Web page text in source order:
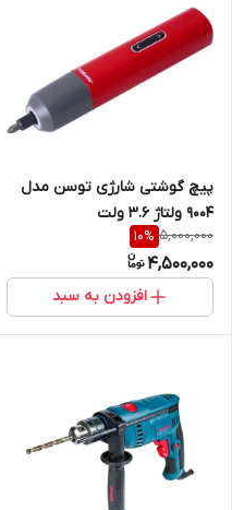
پیچ گوشتی شارژی توسن مدل
9004 ولتاژ ۳.۶ ولت
5,000,000
10%
4,500,000
افزودن به سبد